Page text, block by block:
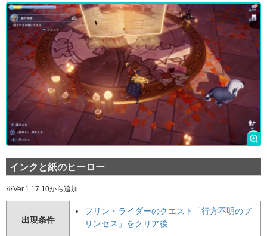
インクと紙のヒーロー
※Ver.1.17.10から追加
出現条件
フリン・ライダーのクエスト「行方不明のプ
リンセス」をクリア後